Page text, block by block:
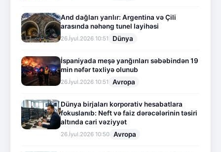
And dağları yarılır: Argentina və Çili
arasında nəhəng tunel layihəsi
26.İyul.2026 10:51 Dünya
İspaniyada meşə yanğınları səbəbindən 19
min nəfər təxliyə olunub
26.İyul.2026 10:51 Avropa
Dünya birjaları korporativ hesabatlara
fokuslanıb: Neft və faiz dərəcələrinin təsiri
altında cari vəziyyət
26.İyul.2026 10:50 Avropa